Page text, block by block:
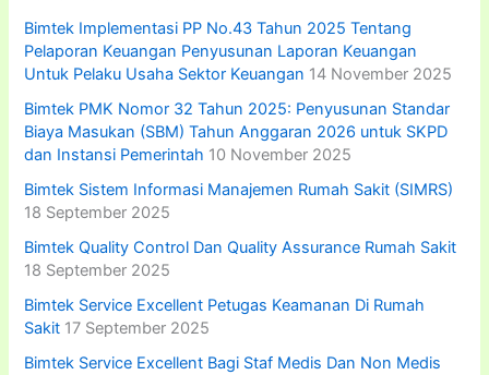
Bimtek Implementasi PP No.43 Tahun 2025 Tentang
Pelaporan Keuangan Penyusunan Laporan Keuangan
Untuk Pelaku Usaha Sektor Keuangan 14 November 2025
Bimtek PMK Nomor 32 Tahun 2025: Penyusunan Standar
Biaya Masukan (SBM) Tahun Anggaran 2026 untuk SKPD
dan Instansi Pemerintah 10 November 2025
Bimtek Sistem Informasi Manajemen Rumah Sakit (SIMRS)
18 September 2025
Bimtek Quality Control Dan Quality Assurance Rumah Sakit
18 September 2025
Bimtek Service Excellent Petugas Keamanan Di Rumah
Sakit 17 September 2025
Bimtek Service Excellent Bagi Staf Medis Dan Non Medis